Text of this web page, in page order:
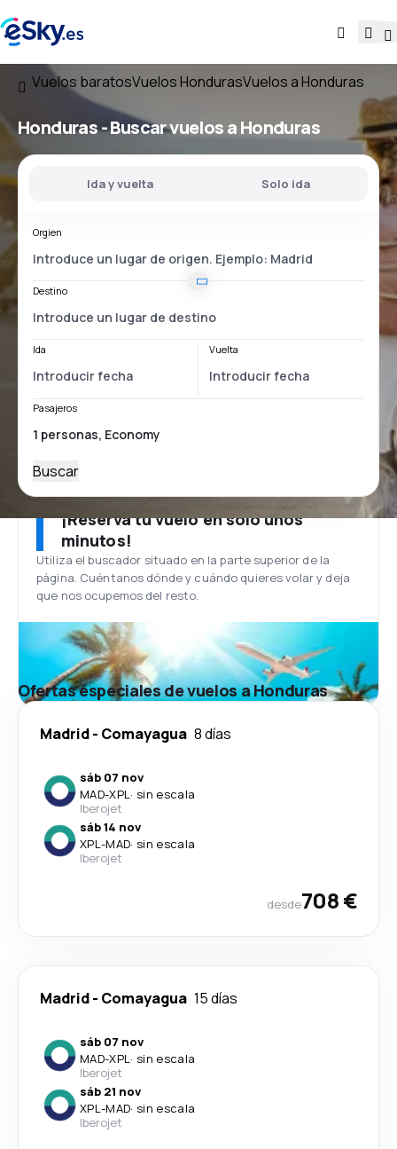
Vuelos baratosVuelos HondurasVuelos a Honduras
Honduras - Buscar vuelos a Honduras
Ida y vuelta Solo ida
Orgien
Destino
Ida Vuelta
Pasajeros
Buscar
¡Reserva tu vuelo en solo unos
minutos!
Utiliza el buscador situado en la parte superior de la
página. Cuéntanos dónde y cuándo quieres volar y deja
que nos ocupemos del resto.
Ofertas especiales de vuelos a Honduras
Madrid- Comayagua 8 días
sáb 07 nov
MAD-XPL· sin escala
Iberojet
sáb 14 nov
XPL-MAD· sin escala
Iberojet
desde708 €
Madrid- Comayagua 15 días
sáb 07 nov
MAD-XPL· sin escala
Iberojet
sáb 21 nov
XPL-MAD· sin escala
Iberojet